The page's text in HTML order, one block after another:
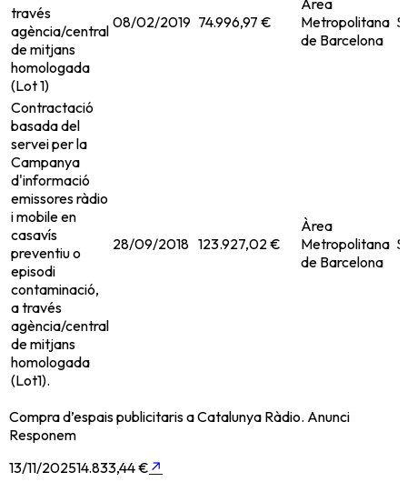
través
agència/central
de mitjans
homologada
(Lot 1)
08/02/2019 74.996,97 €
Metropolitana
de Barcelona
Contractació
basada del
servei per la
Campanya
d'informació
emissores ràdio
i mobile en
casavís
preventiu o
episodi
contaminació,
a través
agència/central
de mitjans
homologada
(Lot1).
28/09/2018 123.927,02 €
Àrea
Metropolitana
de Barcelona
Compra d’espais publicitaris a Catalunya Ràdio. Anunci
Responem
13/11/202514.833,44 € ↗